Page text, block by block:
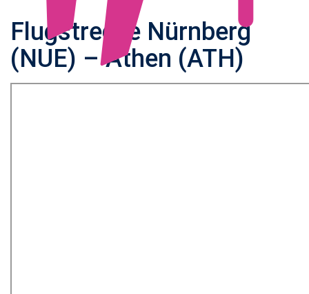
Flugstrecke Nürnberg
(NUE) – Athen (ATH)